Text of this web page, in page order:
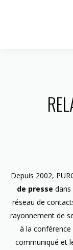
Depuis 2002,
de presse dans
réseau de
rayonnement de
à la
communiqué et